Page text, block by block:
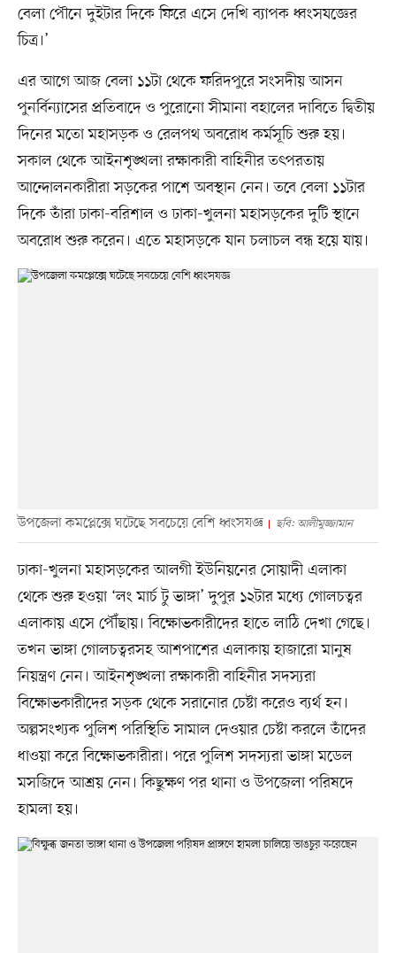
বেলা পৌনে দুইটার দিকে ফিরে এসে দেখি ব্যাপক ধ্বংসযজ্ঞের
চিত্র।’
এর আগে আজ বেলা ১১টা থেকে ফরিদপুরে সংসদীয় আসন
পুনর্বিন্যাসের প্রতিবাদে ও পুরোনো সীমানা বহালের দাবিতে দ্বিতীয়
দিনের মতো মহাসড়ক ও রেলপথ অবরোধ কর্মসূচি শুরু হয়।
সকাল থেকে আইনশৃঙ্খলা রক্ষাকারী বাহিনীর তৎপরতায়
আন্দোলনকারীরা সড়কের পাশে অবস্থান নেন। তবে বেলা ১১টার
দিকে তাঁরা ঢাকা-বরিশাল ও ঢাকা-খুলনা মহাসড়কের দুটি স্থানে
অবরোধ শুরু করেন। এতে মহাসড়কে যান চলাচল বন্ধ হয়ে যায়।
উপজেলা কমপ্লেক্সে ঘটেছে সবচেয়ে বেশি ধ্বংসযজ্ঞ ছবি: আলীমুজ্জামান
ঢাকা-খুলনা মহাসড়কের আলগী ইউনিয়নের সোয়াদী এলাকা
থেকে শুরু হওয়া ‘লং মার্চ টু ভাঙ্গা’ দুপুর ১২টার মধ্যে গোলচত্বর
এলাকায় এসে পৌঁছায়। বিক্ষোভকারীদের হাতে লাঠি দেখা গেছে।
তখন ভাঙ্গা গোলচত্বরসহ আশপাশের এলাকায় হাজারো মানুষ
নিয়ন্ত্রণ নেন। আইনশৃঙ্খলা রক্ষাকারী বাহিনীর সদস্যরা
বিক্ষোভকারীদের সড়ক থেকে সরানোর চেষ্টা করেও ব্যর্থ হন।
অল্পসংখ্যক পুলিশ পরিস্থিতি সামাল দেওয়ার চেষ্টা করলে তাঁদের
ধাওয়া করে বিক্ষোভকারীরা। পরে পুলিশ সদস্যরা ভাঙ্গা মডেল
মসজিদে আশ্রয় নেন। কিছুক্ষণ পর থানা ও উপজেলা পরিষদে
হামলা হয়।